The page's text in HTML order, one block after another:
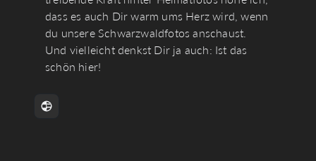
dass es auch Dir warm ums Herz wird, wenn
du unsere Schwarzwaldfotos anschaust.
Und vielleicht denkst Dir ja auch: Ist das
schön hier!